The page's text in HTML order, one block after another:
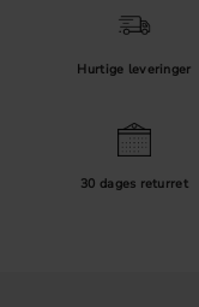
Hurtige leveringer
30 dages returret